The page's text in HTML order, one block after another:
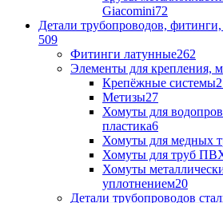
Giacomini72
Детали трубопроводов,
509
Фитинги латунные262
Элементы для крепления,
Крепёжные системы
Метизы27
Хомуты для
пластика6
Хомуты для медных
Хомуты для труб
Хомуты
уплотнением20
Детали трубопроводов